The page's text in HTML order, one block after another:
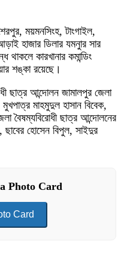
ময়মনসিংহ, টাংগাইল,
হাজার ডিলার যমনুার সার
কারখানার কমান্ডিং
শঙ্কা রয়েছে।
ছাত্র আন্দোলন জামালপুর জেলা
মাহমুদুল হাসান বিবেক,
বৈষম্যবিরোধী ছাত্র আন্দোলনের
হোসেন বিপুল, সাইদুর
Photo Card
Card